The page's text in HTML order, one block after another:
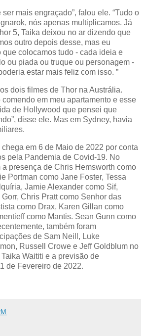
mais engraçado”, falou ele. “Tudo o
nós apenas multiplicamos. Já
5, Taika deixou no ar dizendo que
outro depois desse, mas eu
colocamos tudo - cada ideia e
ou piada ou truque ou personagem -
estar mais feliz com isso. ”
dois filmes de Thor na Austrália.
comendo em meu apartamento e esse
de Hollywood que pensei que
disse ele. Mas em Sydney, havia
em 6 de Maio de 2022 por conta
pela Pandemia de Covid-19. No
presença de Chris Hemsworth como
Portman como Jane Foster, Tessa
Jamie Alexander como Sif,
Chris Pratt como Senhor das
como Drax, Karen Gillan como
como Mantis. Sean Gunn como
também foram
de Sam Neill, Luke
Russell Crowe e Jeff Goldblum no
Waititi e a previsão de
de Fevereiro de 2022.